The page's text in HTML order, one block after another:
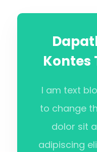
Kontes
I am text
to change
dolor sit
adipiscing